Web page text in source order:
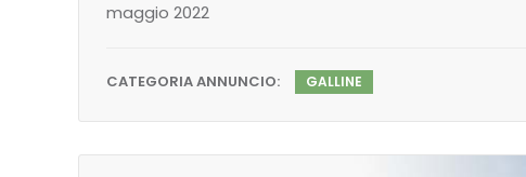
maggio 2022
CATEGORIA ANNUNCIO: GALLINE